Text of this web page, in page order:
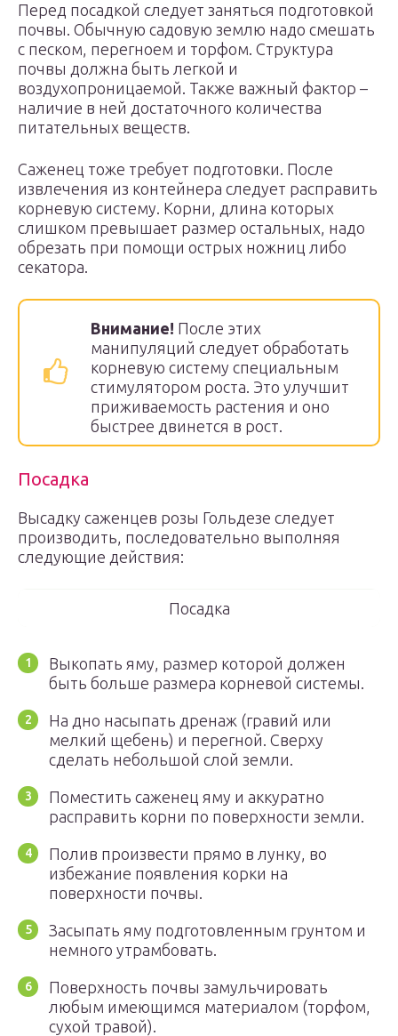
Перед посадкой следует заняться подготовкой
почвы. Обычную садовую землю надо смешать
с песком, перегноем и торфом. Структура
почвы должна быть легкой и
воздухопроницаемой. Также важный фактор –
наличие в ней достаточного количества
питательных веществ.
Саженец тоже требует подготовки. После
извлечения из контейнера следует расправить
корневую систему. Корни, длина которых
слишком превышает размер остальных, надо
обрезать при помощи острых ножниц либо
секатора.
Внимание! После этих
манипуляций следует обработать
корневую систему специальным
стимулятором роста. Это улучшит
приживаемость растения и оно
быстрее двинется в рост.
Посадка
Высадку саженцев розы Гольдезе следует
производить, последовательно выполняя
следующие действия:
Посадка
Выкопать яму, размер которой должен
быть больше размера корневой системы.
На дно насыпать дренаж (гравий или
мелкий щебень) и перегной. Сверху
сделать небольшой слой земли.
Поместить саженец яму и аккуратно
расправить корни по поверхности земли.
Полив произвести прямо в лунку, во
избежание появления корки на
поверхности почвы.
Засыпать яму подготовленным грунтом и
немного утрамбовать.
Поверхность почвы замульчировать
любым имеющимся материалом (торфом,
сухой травой).